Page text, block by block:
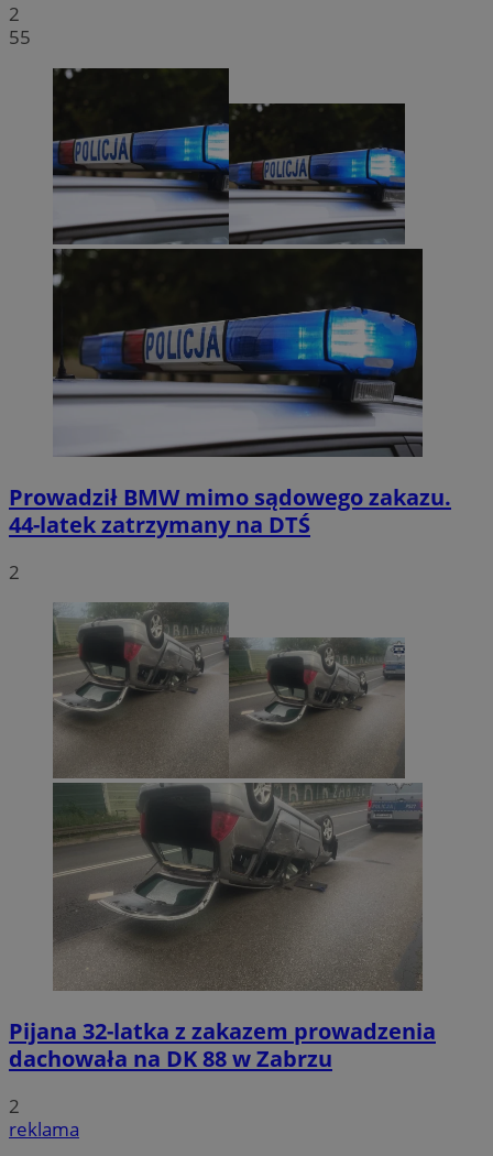
2
55
Prowadził BMW mimo sądowego zakazu.
44-latek zatrzymany na DTŚ
2
Pijana 32-latka z zakazem prowadzenia
dachowała na DK 88 w Zabrzu
2
reklama